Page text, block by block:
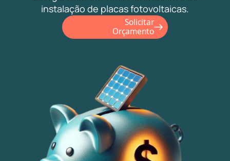
instalação de placas fotovoltaicas.
Solicitar
Orçamento